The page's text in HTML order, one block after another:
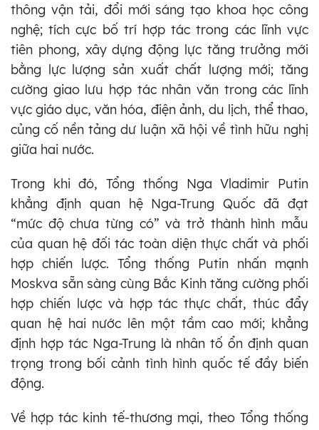
thông vận tải, đổi mới sáng tạo khoa học công
nghệ; tích cực bố trí hợp tác trong các lĩnh vực
tiên phong, xây dựng động lực tăng trưởng mới
bằng lực lượng sản xuất chất lượng mới; tăng
cường giao lưu hợp tác nhân văn trong các lĩnh
vực giáo dục, văn hóa, điện ảnh, du lịch, thể thao,
củng cố nền tảng dư luận xã hội về tình hữu nghị
giữa hai nước.
Trong khi đó, Tổng thống Nga Vladimir Putin
khẳng định quan hệ Nga-Trung Quốc đã đạt
“mức độ chưa từng có” và trở thành hình mẫu
của quan hệ đối tác toàn diện thực chất và phối
hợp chiến lược. Tổng thống Putin nhấn mạnh
Moskva sẵn sàng cùng Bắc Kinh tăng cường phối
hợp chiến lược và hợp tác thực chất, thúc đẩy
quan hệ hai nước lên một tầm cao mới; khẳng
định hợp tác Nga-Trung là nhân tố ổn định quan
trọng trong bối cảnh tình hình quốc tế đầy biến
động.
Về hợp tác kinh tế-thương mại, theo Tổng thống